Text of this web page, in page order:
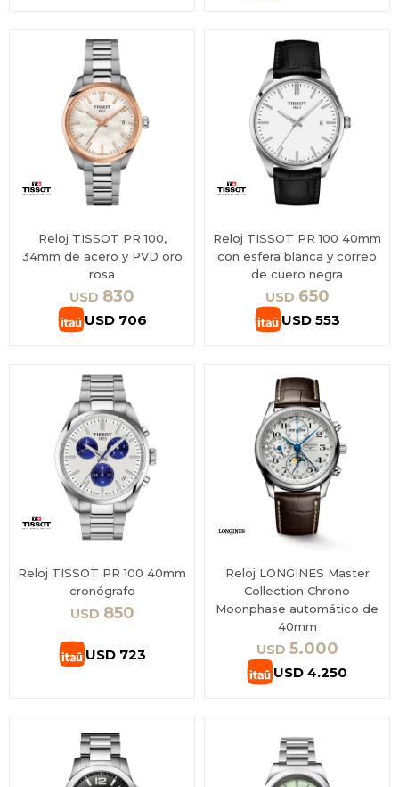
Reloj TISSOT PR 100,
34mm de acero y PVD oro
rosa
USD 830
USD 706
Reloj TISSOT PR 100 40mm
con esfera blanca y correo
de cuero negra
USD 650
USD 553
Reloj TISSOT PR 100 40mm
cronógrafo
USD 850
USD 723
Reloj LONGINES Master
Collection Chrono
Moonphase automático de
40mm
USD 5.000
USD 4.250